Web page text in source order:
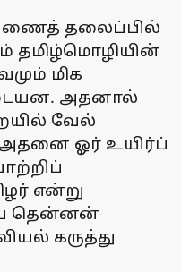
தலைப்பில்
தமிழ்மொழியின்
மிக
அதனால்
வேல்
அதனை ஓர் உயிர்ப்
என்று
தென்னன்
கருத்து